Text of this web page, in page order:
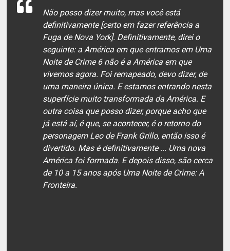
Não posso dizer muito, mas você está
definitivamente [certo em fazer referência a
Fuga de Nova York]. Definitivamente, direi o
seguinte: a América em que entramos em Uma
Noite de Crime 6 não é a América em que
vivemos agora. Foi remapeado, devo dizer, de
uma maneira única. E estamos entrando nesta
superfície muito transformada da América. E
outra coisa que posso dizer, porque acho que
já está aí, é que, se acontecer, é o retorno do
personagem Leo de Frank Grillo, então isso é
divertido. Mas é definitivamente ... Uma nova
América foi formada. E depois disso, são cerca
de 10 a 15 anos após Uma Noite de Crime: A
Fronteira.